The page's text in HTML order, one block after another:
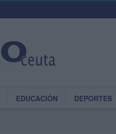
EDUCACIÓN DEPORTES